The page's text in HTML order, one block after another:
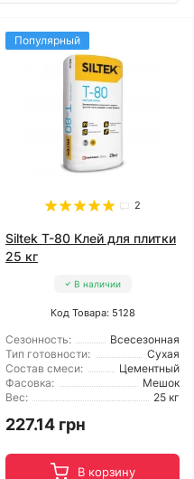
Популярный
2
Siltek T-80 Клей для плитки
25 кг
В наличии
Код Товара: 5128
Сезонность:
Всесезонная
Тип готовности:
Сухая
Состав смеси:
Цементный
Фасовка:
Мешок
Вес:
25 кг
227.14 грн
В корзину